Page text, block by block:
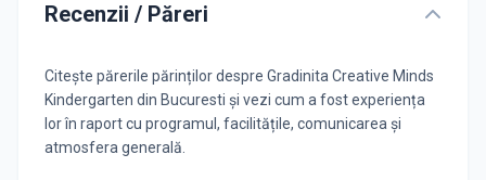
Recenzii / Păreri
Citește părerile părinților despre Gradinita Creative Minds
Kindergarten din Bucuresti și vezi cum a fost experiența
lor în raport cu programul, facilitățile, comunicarea și
atmosfera generală.